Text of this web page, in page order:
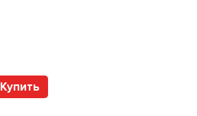
Купить